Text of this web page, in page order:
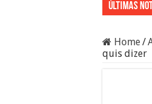
Últimas
Home/
quis dizer